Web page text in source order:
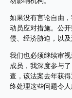
如果没有言论自由
动员应对措施。公
侵、经济胁迫，以
我们也必须继续审
成员，我深度参与
查，该法案去年获
终处理这些问题令人